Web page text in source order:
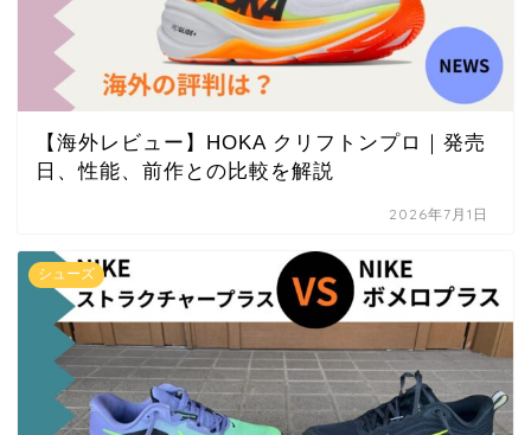
【海外レビュー】HOKA クリフトンプロ｜発売
日、性能、前作との比較を解説
2026年7月1日
シューズ